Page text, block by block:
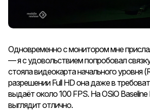
Одновременно с монитором мне
— я с удовольствием попробовал
стояла видеокарта начального уровня
разрешении Full HD она даже в
выдаёт около 100 FPS. На OSiO Baseline
выглядит отлично.